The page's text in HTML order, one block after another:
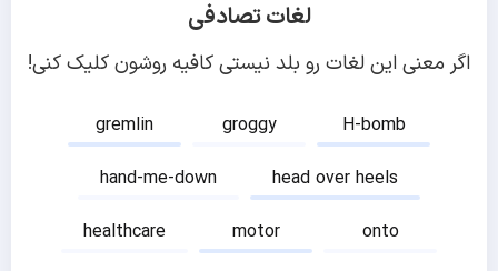
لغات تصادفی
اگر معنی این لغات رو بلد نیستی کافیه روشون کلیک کنی!
gremlin groggy
H-bomb
hand-me-down
head over heels
healthcare
motor
onto